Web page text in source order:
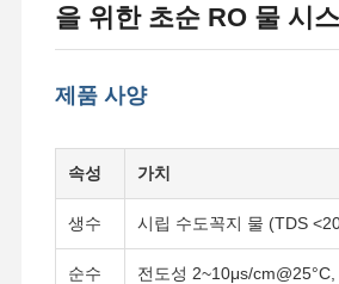
을 위한 초순 RO 물 시
제품 사양
속성 가치
생수 시립 수도꼭지 물 (TDS
순수
전도성 2~10μs/